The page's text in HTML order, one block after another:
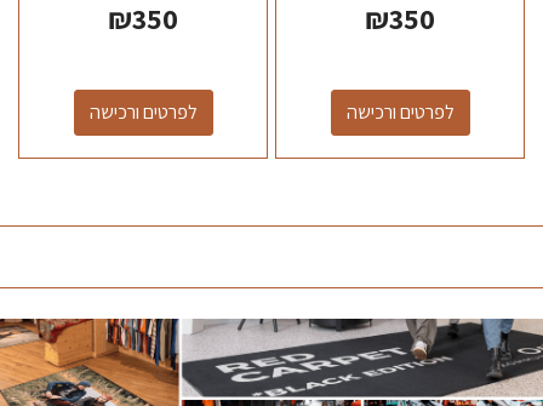
₪350
לפרטים ורכישה
₪350
לפרטים ורכישה